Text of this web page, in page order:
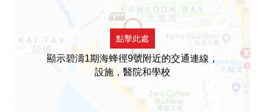
點擊此處
顯示碧濤1期海蜂徑9號附近的交通連線，
設施，醫院和學校